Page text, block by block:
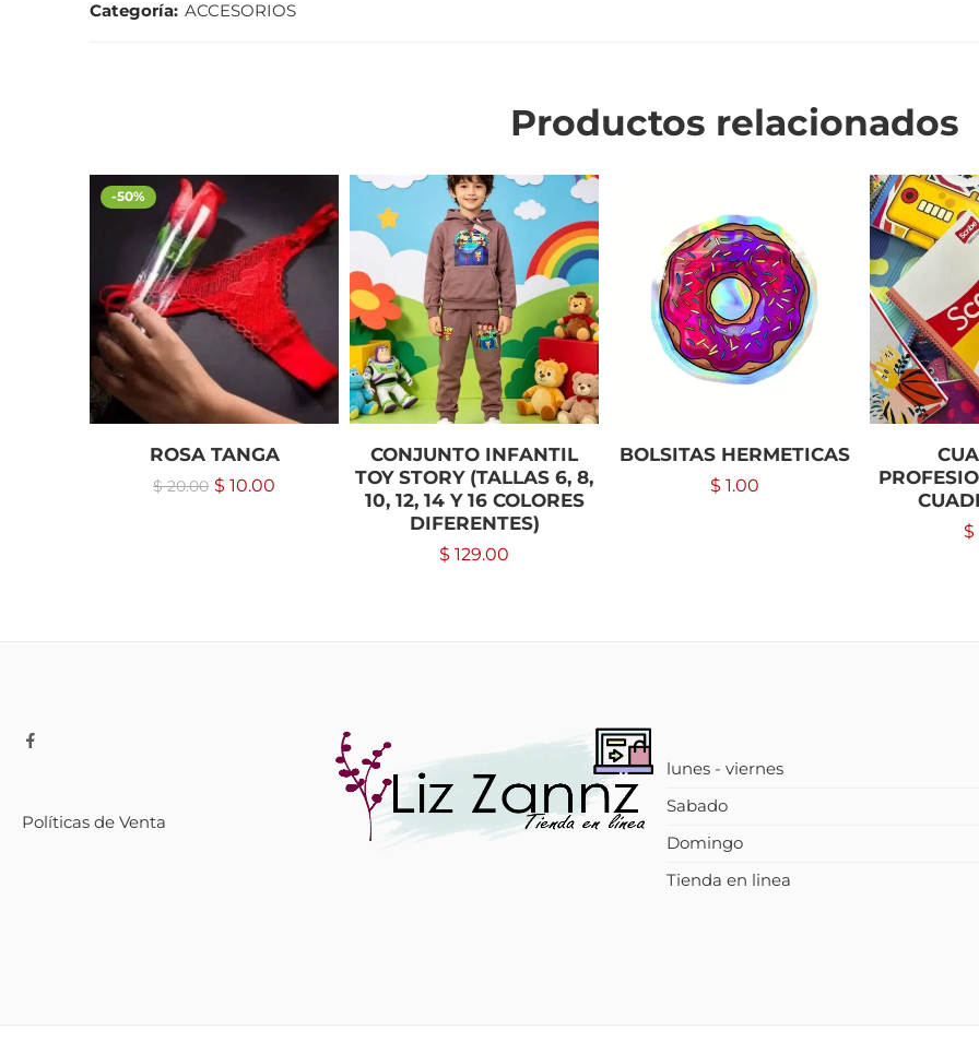
Categoría: ACCESORIOS
Productos relacionados
-50%
ROSA TANGA
$20.00 $ 10.00
CONJUNTO INFANTIL
TOY STORY (TALLAS 6, 8,
10, 12, 14 Y 16 COLORES
DIFERENTES)
$ 129.00
BOLSITAS HERMETICAS
$ 1.00
$
Políticas de Venta
lunes - viernes
Sabado
Domingo
Tienda en linea